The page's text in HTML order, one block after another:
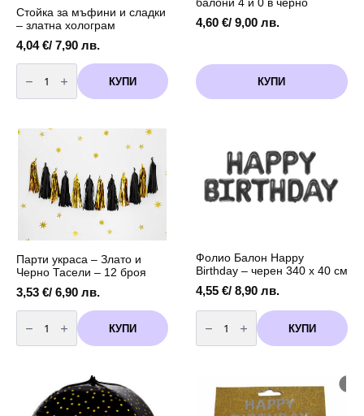
Стойка за мъфини и сладки
– златна холограм
4,04€/ 7,90 лв.
количество
за
Стойка
за
сладки
холограм
КУПИ
4,60 €/ 9,00 лв.
КУПИ
Парти украса – Злато и
Черно Тасели – 12 броя
3,53 €/ 6,90 лв.
количество
за
Парти
украса
Тасели
КУПИ
Фолио Балон Happy
Birthday – черен 340 х 40 см
4,55 €/ 8,90 лв.
количество
за
Фолио
Балон
черен
КУПИ